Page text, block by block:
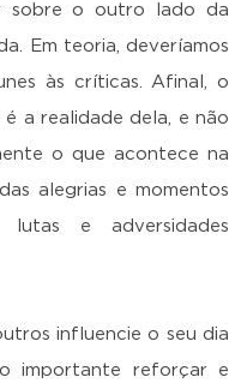
sobre o outro lado da
Em teoria, deveríamos
às críticas. Afinal, o
a realidade dela, e não
o que acontece na
alegrias e momentos
e adversidades
influencie o seu dia
importante reforçar e